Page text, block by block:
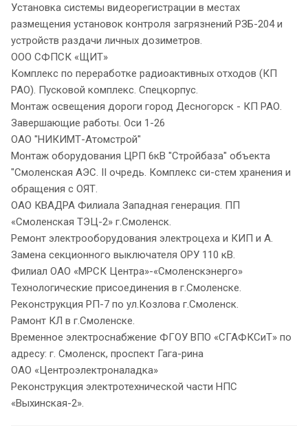
Установка системы видеорегистрации в местах
размещения установок контроля загрязнений РЗБ-204 и
устройств раздачи личных дозиметров.
ООО СФПСК «ЩИТ»
Комплекс по переработке радиоактивных отходов (КП
РАО). Пусковой комплекс. Спецкорпус.
Монтаж освещения дороги город Десногорск - КП РАО.
Завершающие работы. Оси 1-26
ОАО "НИКИМТ-Атомстрой"
Монтаж оборудования ЦРП 6кВ "Стройбаза" объекта
"Смоленская АЭС. II очредь. Комплекс си-стем хранения и
обращения с ОЯТ.
ОАО КВАДРА Филиала Западная генерация. ПП
«Смоленская ТЭЦ-2» г.Смоленск.
Ремонт электрооборудования электроцеха и КИП и А.
Замена секционного выключателя ОРУ 110 кВ.
Филиал ОАО «МРСК Центра»-«Смоленскэнерго»
Технологические присоединения в г.Смоленске.
Реконструкция РП-7 по ул.Козлова г.Смоленск.
Рамонт КЛ в г.Смоленске.
Временное электроснабжение ФГОУ ВПО «СГАФКСиТ» по
адресу: г. Смоленск, проспект Гага-рина
ОАО «Центроэлектроналадка»
Реконструкция электротехнической части НПС
«Выхинская-2».